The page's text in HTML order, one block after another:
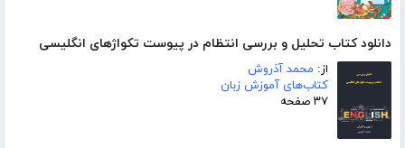
دانلود کتاب تحلیل و بررسی انتظام در پیوست تکواژهای انگلیسی
از: محمد آذروش
کتاب‌های آموزش زبان
۳۷ صفحه